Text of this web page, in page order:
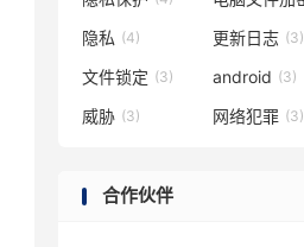
隐私 (4) 更新日志 (3)
文件锁定 (3) android (3)
威胁 (3) 网络犯罪 (3)
合作伙伴